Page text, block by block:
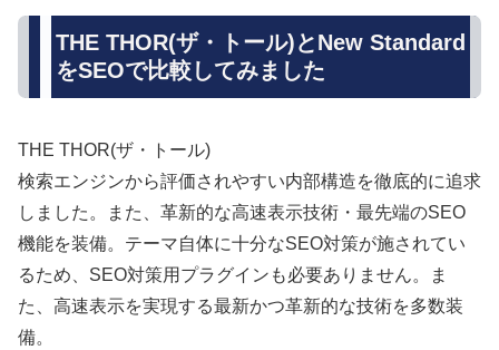
THE THOR(ザ・トール)とNew Standard
をSEOで比較してみました
THE THOR(ザ・トール)
検索エンジンから評価されやすい内部構造を徹底的に追求
しました。また、革新的な高速表示技術・最先端のSEO
機能を装備。テーマ自体に十分なSEO対策が施されてい
るため、SEO対策用プラグインも必要ありません。ま
た、高速表示を実現する最新かつ革新的な技術を多数装
備。